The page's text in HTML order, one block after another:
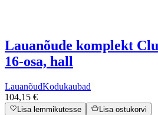
Lauanõude komplekt
16-osa, hall
LauanõudKodukaubad
104,15 €
Lisa lemmikutesse Lisa ostukorvi